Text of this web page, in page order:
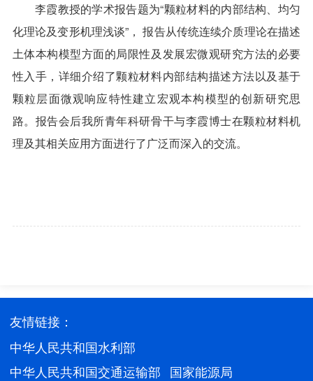
李霞教授的学术报告题为“颗粒材料的内部结构、均匀
化理论及变形机理浅谈”， 报告从传统连续介质理论在描述
土体本构模型方面的局限性及发展宏微观研究方法的必要
性入手，详细介绍了颗粒材料内部结构描述方法以及基于
颗粒层面微观响应特性建立宏观本构模型的创新研究思
路。报告会后我所青年科研骨干与李霞博士在颗粒材料机
理及其相关应用方面进行了广泛而深入的交流。
友情链接：
中华人民共和国水利部
中华人民共和国交通运输部 国家能源局